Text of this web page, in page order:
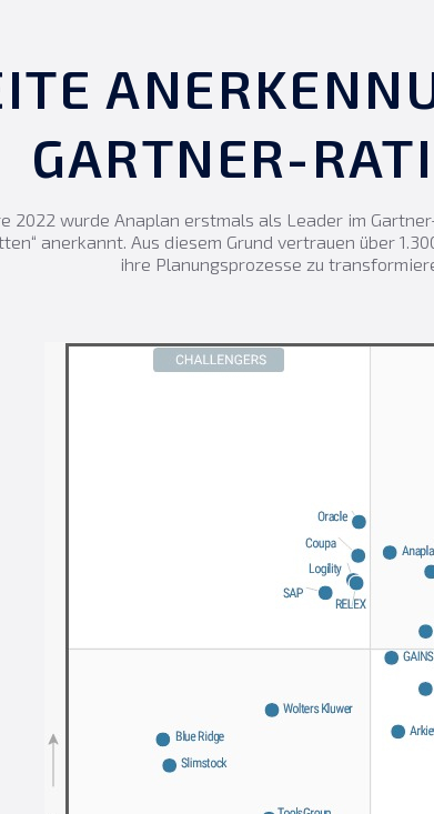
GARTNER-
2022 wurde Anaplan erstmals als Leader im
anerkannt. Aus diesem Grund vertrauen über
ihre Planungsprozesse zu